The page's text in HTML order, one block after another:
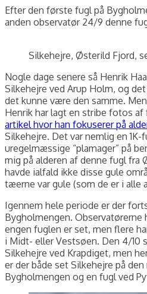
Efter den første fugl på
anden observatør 24/9 denne
Silkehejre, Østerild Fjord,
Nogle dage senere så Henrik
Silkehejre ved Arup Holm, og
det kunne være den samme.
Henrik har lagt en stribe fotos af
artikel hvor han fokuserer på
Silkehejre. Det var nemlig en
uregelmæssige “plamager” på
mig på alderen af denne fugl fra
havde ialfald ikke disse gule
tæerne var gule (som de er i alle
Igennem hele periode er der
Bygholmengen. Observatørerne
engen fuglen er set, men flere
i Midt- eller Vestsøen. Den 4/10
Silkehejre ved Krapdiget, men
er der både set Silkehejre på
Bygholmengen og en fugl ved